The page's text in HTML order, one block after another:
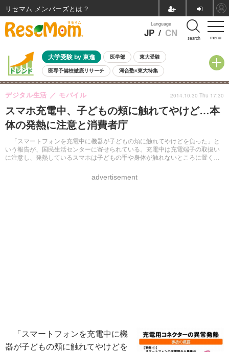
menu
Language
JP / CN search
大学受験 by 東進 医学部 東大受験
医専予備校徹底リサーチ 河合塾×東大特集
親子で考える大学選び 高校受験 中学受験 小学校受験
共通テスト 夏休み 8月開催学校説明会・相談会
8月開催イベント・WS 全国公立高校 過去問 人気記事
自由研究教材（小学生向け） 自由研究教材（中学生向け）
スマホ充電中、子どもの頬に触れてやけど…本
体の発熱に注意と消費者庁
「スマートフォンを充電中に機器が子どもの頬に触れてやけどを負った」と
いう報告が、国民生活センターに寄せられている。充電中は充電端子の取扱い
に注意し、発熱しているスマホは子どもの手や身体が触れないところに置くよ
デジタル生活 モバイル
advertisement
2014.10.30 Thu 17:30
「スマートフォンを充電中に機
器が子どもの頬に触れてやけどを
リセマム メンバーズ